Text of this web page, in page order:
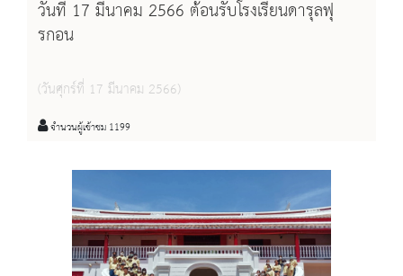
วันที่ 17 มีนาคม 2566 ต้อนรับโรงเรียนดารุลฟุ
รกอน
(วันศุกร์ที่ 17 มีนาคม 2566)
จำนวนผู้เข้าชม 1199